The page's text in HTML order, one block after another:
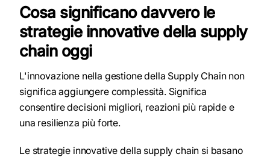
Cosa significano davvero le
strategie innovative della supply
chain oggi
L'innovazione nella gestione della Supply Chain non
significa aggiungere complessità. Significa
consentire decisioni migliori, reazioni più rapide e
una resilienza più forte.
Le strategie innovative della supply chain si basano